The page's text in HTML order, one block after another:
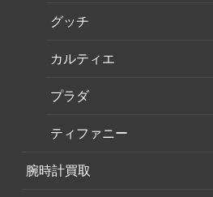
グッチ
カルティエ
プラダ
ティファニー
腕時計買取